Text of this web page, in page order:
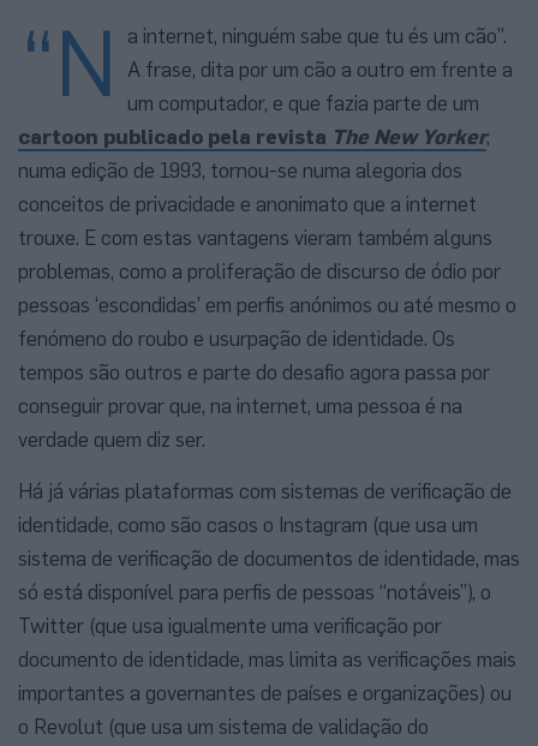
“N
a internet, ninguém sabe que tu és um cão”.
A frase, dita por um cão a outro em frente a
um computador, e que fazia parte de um
cartoon publicado pela revista The New Yorker,
numa edição de 1993, tornou-se numa alegoria dos
conceitos de privacidade e anonimato que a internet
trouxe. E com estas vantagens vieram também alguns
problemas, como a proliferação de discurso de ódio por
pessoas ‘escondidas’ em perfis anónimos ou até mesmo o
fenómeno do roubo e usurpação de identidade. Os
tempos são outros e parte do desafio agora passa por
conseguir provar que, na internet, uma pessoa é na
verdade quem diz ser.
Há já várias plataformas com sistemas de verificação de
identidade, como são casos o Instagram (que usa um
sistema de verificação de documentos de identidade, mas
só está disponível para perfis de pessoas “notáveis”), o
Twitter (que usa igualmente uma verificação por
documento de identidade, mas limita as verificações mais
importantes a governantes de países e organizações) ou
o Revolut (que usa um sistema de validação do